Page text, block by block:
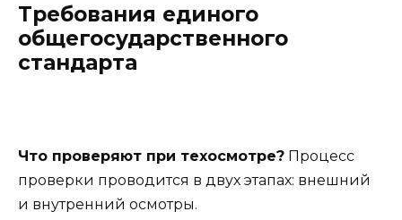
Требования единого
общегосударственного
стандарта
Что проверяют при техосмотре? Процесс
проверки проводится в двух этапах: внешний
и внутренний осмотры.